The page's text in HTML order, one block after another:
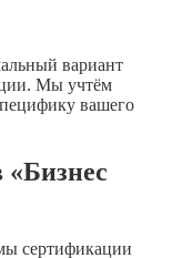
вариант
Мы учтём
вашего